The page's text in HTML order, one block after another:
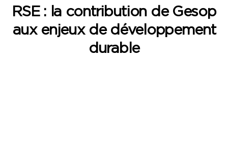
RSE : la contribution de Gesop
aux enjeux de développement
durable